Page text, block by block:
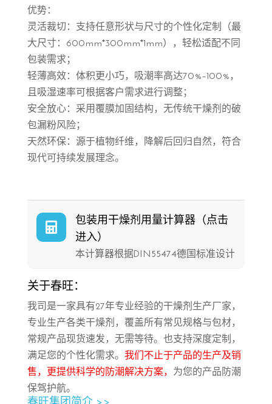
优势：
灵活裁切：支持任意形状与尺寸的个性化定制（最
大尺寸：600mm*300mm*1mm），轻松适配不同
包装需求；
轻薄高效：体积更小巧，吸潮率高达70%–100%，
且吸湿速率可根据客户需求进行调整；
安全放心：采用覆膜加固结构，无传统干燥剂的破
包漏粉风险；
天然环保：源于植物纤维，降解后回归自然，符合
现代可持续发展理念。

包装用干燥剂用量计算器（点击
进入）
本计算器根据DIN55474德国标准设计
关于春旺：
我司是一家具有27年专业经验的干燥剂生产厂家，
专业生产各类干燥剂，覆盖所有常见规格与包材，
常规产品现货速发，无需等待。也支持深度定制，
满足您的个性化需求。 我们不止于产品的生产及销
售，更提供科学的防潮解决方案， 为您的产品防潮
保驾护航。